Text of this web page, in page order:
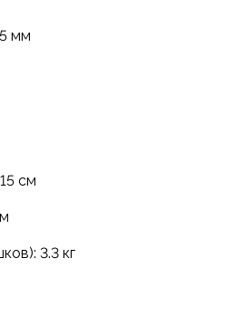
мм
см
3.3 кг